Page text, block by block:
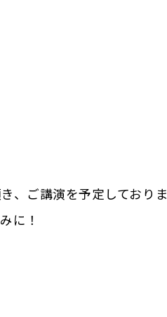
、ご講演を予定しておりま
に！